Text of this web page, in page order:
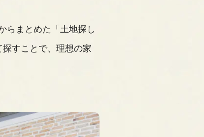
らまとめた「土地探し
すことで、理想の家